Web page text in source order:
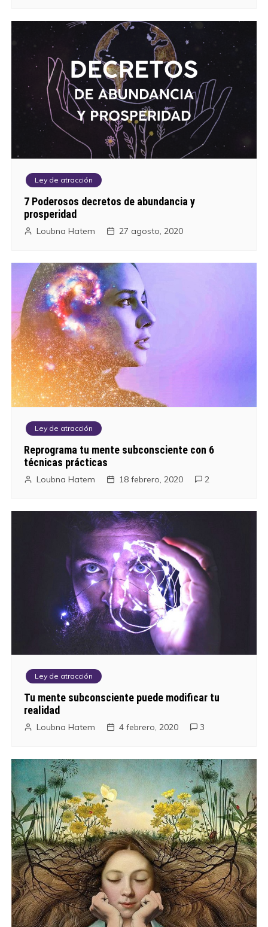
Ley de atracción
7 Poderosos decretos de abundancia y
prosperidad
Loubna Hatem 27 agosto, 2020
Ley de atracción
Reprograma tu mente subconsciente con 6
técnicas prácticas
Loubna Hatem 18 febrero, 2020 2
Ley de atracción
Tu mente subconsciente puede modificar tu
realidad
Loubna Hatem 4 febrero, 2020 3